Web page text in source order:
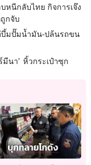
หนีกลับไทย กิจการเจ๊ง
กจับ
บึ้มปั๊มน้ำมัน-ปล้นรถขน
มีนา’ หิ้วกระเป๋าซุก